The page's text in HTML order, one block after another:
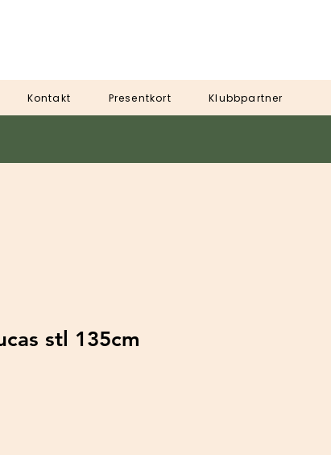
Kontakt Presentkort Klubbpartner
stl 135cm